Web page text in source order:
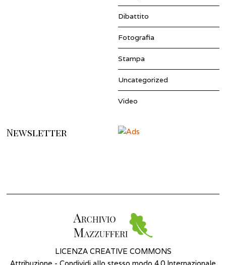
Dibattito
Fotografia
Stampa
Uncategorized
Video
Newsletter
LICENZA CREATIVE COMMONS
Attribuzione - Condividi allo stesso modo 4.0 Internazionale